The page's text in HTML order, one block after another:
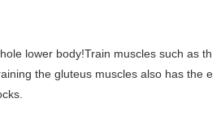
lower body!Train muscles such as th
the gluteus muscles also has the e